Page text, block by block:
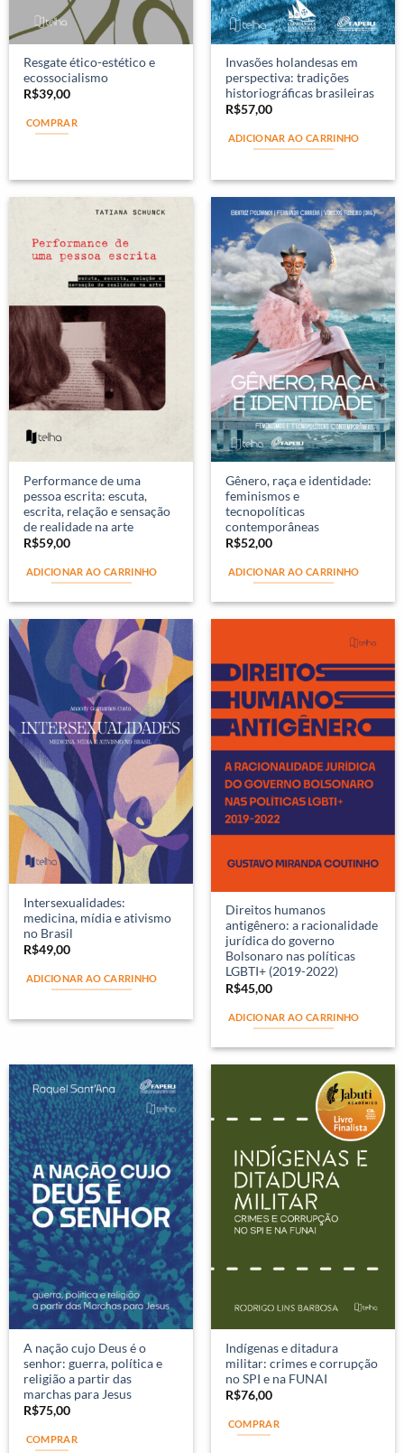
Resgate ético-estético e
ecossocialismo
R$39,00
COMPRAR
Invasões holandesas em
perspectiva: tradições
historiográficas brasileiras
R$57,00
ADICIONAR AO CARRINHO
Performance de uma
pessoa escrita: escuta,
escrita, relação e sensação
de realidade na arte
R$59,00
ADICIONAR AO CARRINHO
Gênero, raça e identidade:
feminismos e
tecnopolíticas
contemporâneas
R$52,00
ADICIONAR AO CARRINHO
Intersexualidades:
medicina, mídia e ativismo
no Brasil
R$49,00
ADICIONAR AO CARRINHO
Direitos humanos
antigênero: a racionalidade
jurídica do governo
Bolsonaro nas políticas
LGBTI+ (2019-2022)
R$45,00
ADICIONAR AO CARRINHO
A nação cujo Deus é o
senhor: guerra, política e
religião a partir das
marchas para Jesus
R$75,00
COMPRAR
Indígenas e ditadura
militar: crimes e corrupção
no SPI e na FUNAI
R$76,00
COMPRAR